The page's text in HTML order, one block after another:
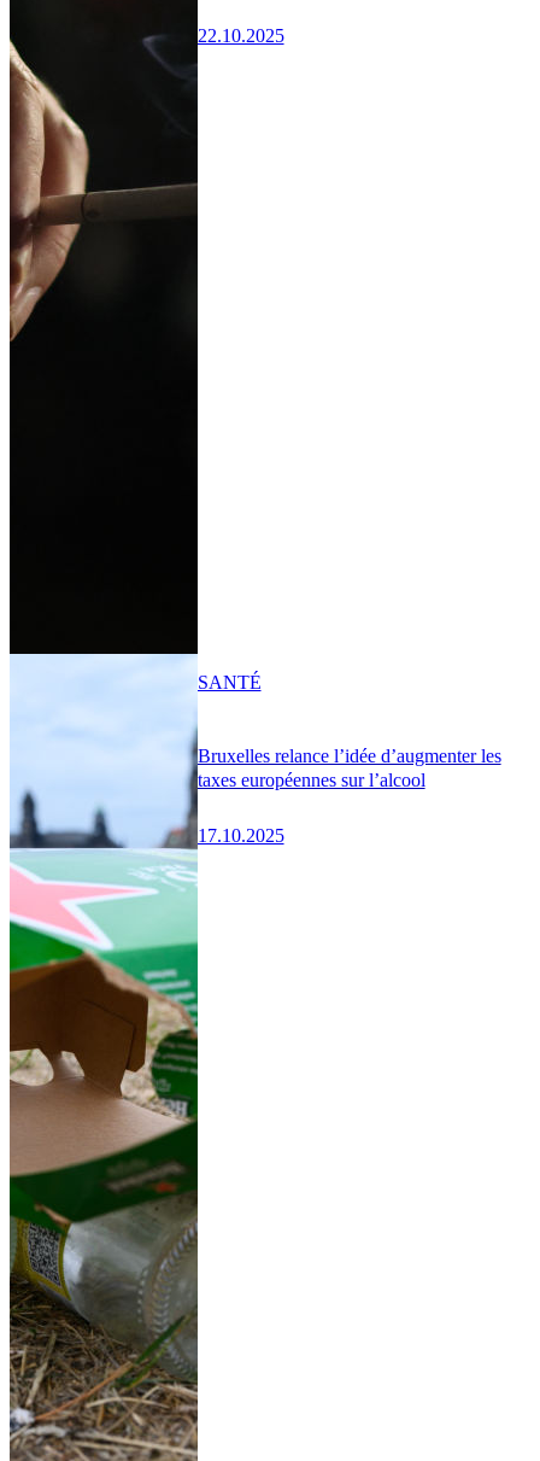
22.10.2025
Bruxelles relance l’idée d’augmenter les
taxes européennes sur l’alcool
17.10.2025
SANTÉ